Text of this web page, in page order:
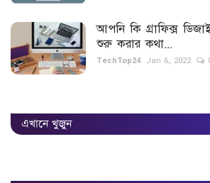
নিউজ ফিড
Language
বাংলা English
আপনি কি গ্রাফিক্স
শুরু করার কথা...
TechTop24 Jan 6, 2022
এখানে খুজুন